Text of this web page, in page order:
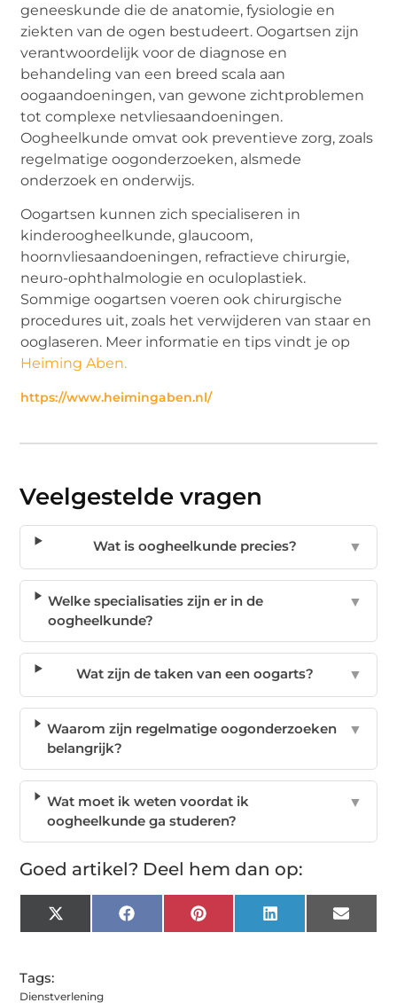
geneeskunde die de anatomie, fysiologie en
ziekten van de ogen bestudeert. Oogartsen zijn
verantwoordelijk voor de diagnose en
behandeling van een breed scala aan
oogaandoeningen, van gewone zichtproblemen
tot complexe netvliesaandoeningen.
Oogheelkunde omvat ook preventieve zorg, zoals
regelmatige oogonderzoeken, alsmede
onderzoek en onderwijs.
Oogartsen kunnen zich specialiseren in
kinderoogheelkunde, glaucoom,
hoornvliesaandoeningen, refractieve chirurgie,
neuro-ophthalmologie en oculoplastiek.
Sommige oogartsen voeren ook chirurgische
procedures uit, zoals het verwijderen van staar en
ooglaseren. Meer informatie en tips vindt je op
Heiming Aben.
https://www.heimingaben.nl/
Veelgestelde vragen
Wat is oogheelkunde precies? ▼
Welke specialisaties zijn er in de
oogheelkunde?
▼
Wat zijn de taken van een oogarts? ▼
Waarom zijn regelmatige oogonderzoeken
belangrijk?
▼
Wat moet ik weten voordat ik
oogheelkunde ga studeren?
▼
Goed artikel? Deel hem dan op:
X
(Twitter)
FacebookPinterest LinkedIn Email
Tags:
Dienstverlening